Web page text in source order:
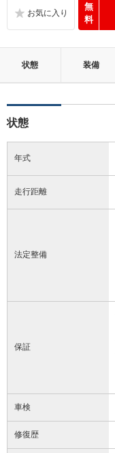
無
料
状態 装備
状態
年式
走行距離
法定整備
保証
車検
修復歴